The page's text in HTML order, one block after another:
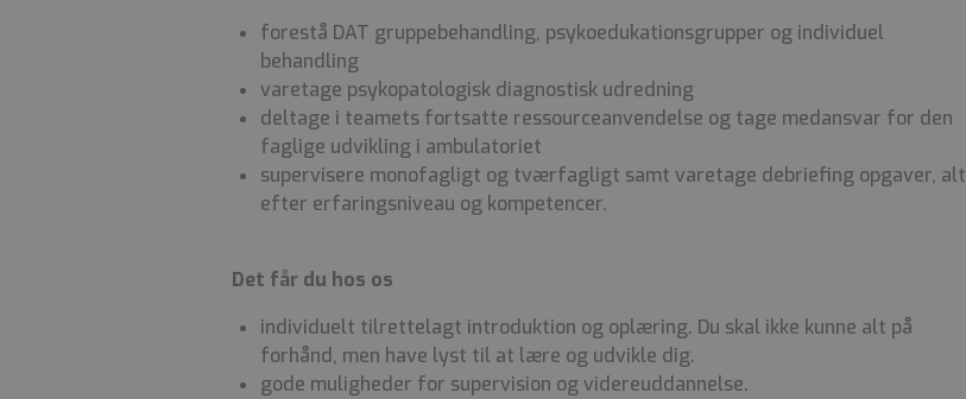
forestå DAT gruppebehandling, psykoedukationsgrupper og individuel
behandling
varetage psykopatologisk diagnostisk udredning
deltage i teamets fortsatte ressourceanvendelse og tage medansvar for den
faglige udvikling i ambulatoriet
supervisere monofagligt og tværfagligt samt varetage debriefing opgaver, alt
efter erfaringsniveau og kompetencer.
Det får du hos os
individuelt tilrettelagt introduktion og oplæring. Du skal ikke kunne alt på
forhånd, men have lyst til at lære og udvikle dig.
gode muligheder for supervision og videreuddannelse.